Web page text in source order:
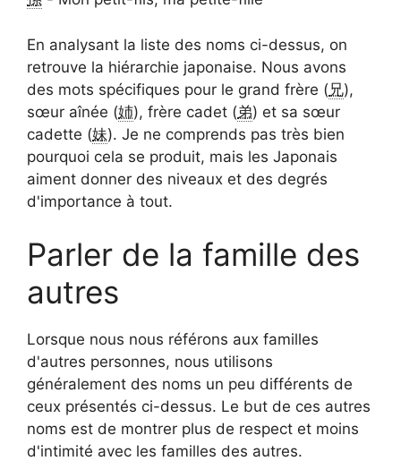
En analysant la liste des noms ci-dessus, on
retrouve la hiérarchie japonaise. Nous avons
des mots spécifiques pour le grand frère (兄),
sœur aînée (姉), frère cadet (弟) et sa sœur
cadette (妹). Je ne comprends pas très bien
pourquoi cela se produit, mais les Japonais
aiment donner des niveaux et des degrés
d'importance à tout.
Parler de la famille des
autres
Lorsque nous nous référons aux familles
d'autres personnes, nous utilisons
généralement des noms un peu différents de
ceux présentés ci-dessus. Le but de ces autres
noms est de montrer plus de respect et moins
d'intimité avec les familles des autres.